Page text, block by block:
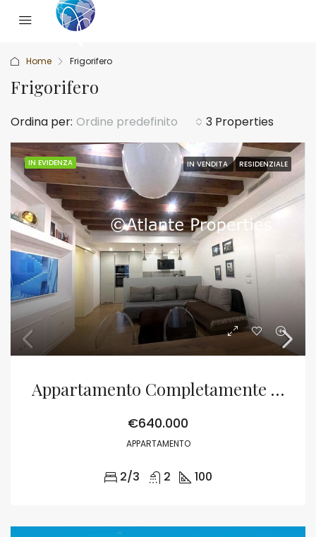
Home Frigorifero
Frigorifero
3 Properties
Ordina per: Ordine predefinito
IN EVIDENZA IN VENDITA RESIDENZIALE
Appartamento Completamente Restaurato A Rialto Con La Possibilità Di Realizzare Le Fosse
€640.000
APPARTAMENTO
2/3 2 100